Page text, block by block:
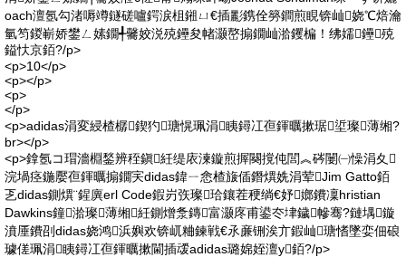
oach澶氬勾渚嗕竴鐩磋嚧鍔涙柤鎺ㄩ€插彲鎸佺簩鐧煎睍锛屾娆℃焙瀹
氫笉鍐嶄娇鐢ㄥ嫊鐗╃毊姣涚殑鑸夋帾灏嶅搧鐗屾湁钁楄！绋嬬鑸殑
鎰忕京銆?/p>
<p>10</p>
<p></p>
<p>
</p>
<p>adidas涓変綅楂樼鍥犳瑭愰珮涓眱鐞冮亱鍕曞摗琚垽璨薄缃?
br></p>
<p>鎿氬コ瑁濇棩鍫辨秷鎭紝缇庡湅鏇煎搱闋撹伅閭︽硶闄㈠懆涓夊
浣堝痉鍦嬮亱鍕曞搧鐗宎didas鍏ㄧ悆楂旇偛鐕熼姺涓荤Jim Gatto銆
乤didas鍘熼¨鍟廙erl Code鍜岃矤璨珨鑲茬稉绱€妤嫏鐨凜hristian
Dawkins鐘湁璨薄缃紝鍘熷洜鏄富灏庝甫鍙冭垏鐬幓骞?鏈堣鏇
濆厜鐨刟didas娆鸿浜嬩欢锛屼粬鍊戦€氶亷铏涘亣鍜屾瑭愭墜娈佃硠
璩傞珮涓眱鐞冮亱鍕曞摗閫插叆adidas璐婂姪澶у銆?/p>